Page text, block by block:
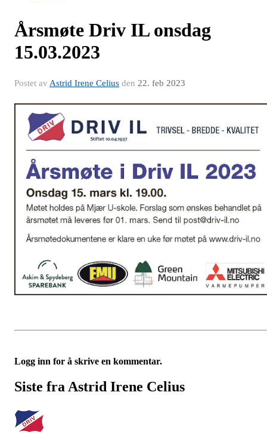
Årsmøte Driv IL onsdag
15.03.2023
Postet av Astrid Irene Celius den 22. feb 2023
Logg inn for å skrive en kommentar.
Siste fra Astrid Irene Celius